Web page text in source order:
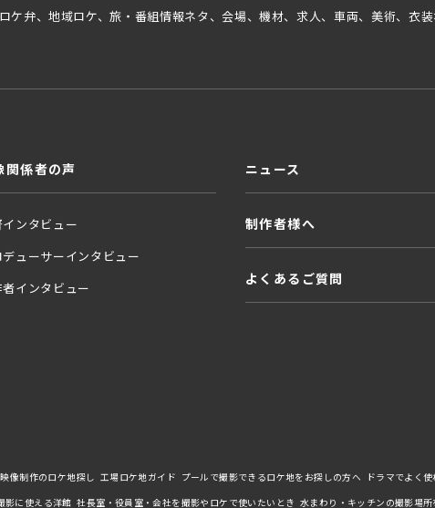
ケ弁、地域ロケ、旅・番組情報ネタ、会場、機材、求人、車両、美術、衣
関係者の声
インタビュー
デューサーインタビュー
インタビュー
ニュース
制作者様へ
よくあるご質問
像制作のロケ地探し 工場ロケ地ガイド プールで撮影できるロケ地をお探しの方へ
ドラマでよく
影に使える洋館 社長室・役員室・会社を撮影やロケで使いたいとき 水まわり・キッチンの撮影場